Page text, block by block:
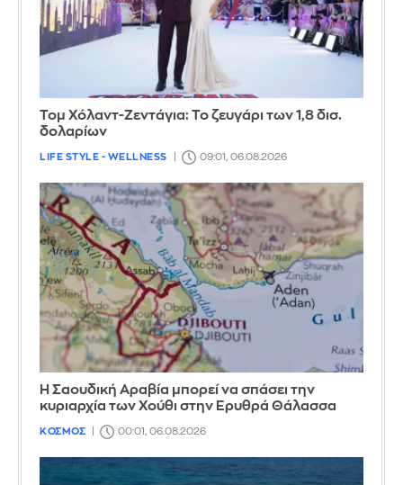
Τομ Χόλαντ-Ζεντάγια: Το ζευγάρι των 1,8 δισ.
δολαρίων
LIFE STYLE - WELLNESS 09:01, 06.08.2026
Η Σαουδική Αραβία μπορεί να σπάσει την
κυριαρχία των Χούθι στην Ερυθρά Θάλασσα
ΚΟΣΜΟΣ 00:01, 06.08.2026